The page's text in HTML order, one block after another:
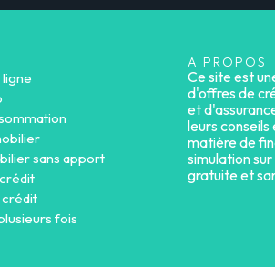
ligne
sans apport
crédit
fois
A PROPOS
Ce site est
d'offres de
et
leurs conseils
matière de
simulation
gratuite et